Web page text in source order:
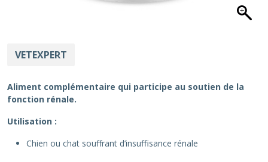
VETEXPERT
Aliment complémentaire qui participe au soutien de la
fonction rénale.
Utilisation :
Chien ou chat souffrant d’insuffisance rénale